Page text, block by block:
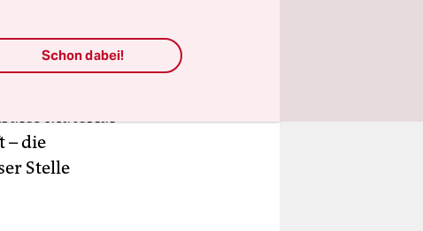
und
Material
– die
Stelle
Schon dabei!